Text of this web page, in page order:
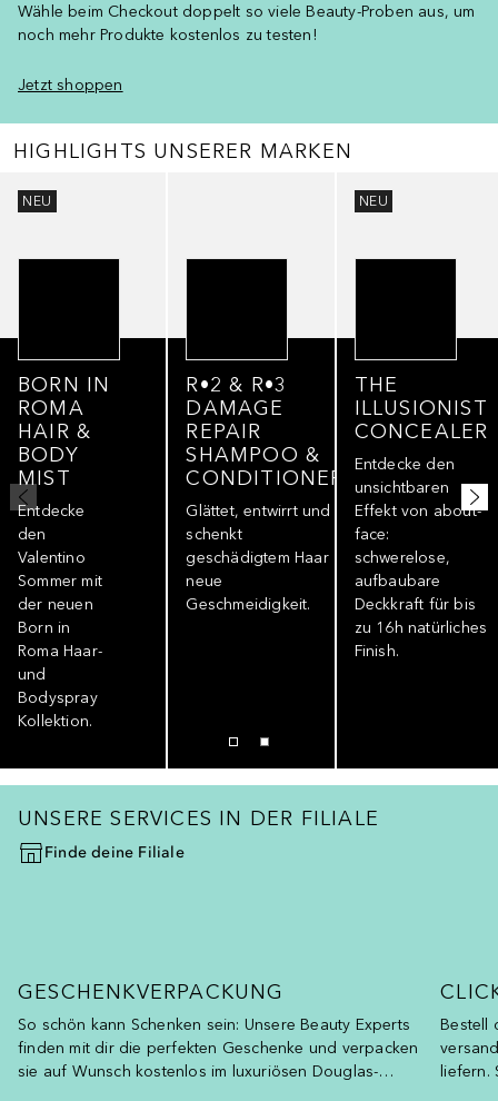
Wähle beim Checkout doppelt so viele Beauty-Proben aus, um
noch mehr Produkte kostenlos zu testen!
Jetzt shoppen
HIGHLIGHTS UNSERER MARKEN
NEU
BORN IN
ROMA
HAIR &
BODY
MIST
Entdecke
den
Valentino
Sommer mit
der neuen
Born in
Roma Haar-
und
Bodyspray
Kollektion.
R•2 & R•3
DAMAGE
REPAIR
SHAMPOO &
CONDITIONER
Glättet, entwirrt und
schenkt
geschädigtem Haar
neue
Geschmeidigkeit.
NEU
THE
ILLUSIONIST
CONCEALER
Entdecke den
unsichtbaren
Effekt von about-
face:
schwerelose,
aufbaubare
Deckkraft für bis
zu 16h natürliches
Finish.
UNSERE SERVICES IN DER FILIALE
Finde deine Filiale
GESCHENKVERPACKUNG
So schön kann Schenken sein: Unsere Beauty Experts
finden mit dir die perfekten Geschenke und verpacken
sie auf Wunsch kostenlos im luxuriösen Douglas-
Bestell
liefern.